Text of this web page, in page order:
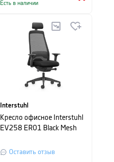
Есть в наличии
Interstuhl
Кресло офисное Interstuhl
EV258 ER01 Black Mesh
Оставить отзыв